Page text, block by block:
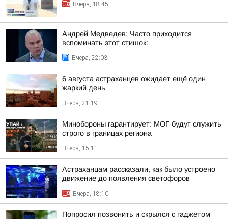
Вчера, 18:45
Андрей Медведев: Часто приходится
вспоминать этот стишок:
Вчера, 22:03
6 августа астраханцев ожидает ещё один
жаркий день
Вчера, 21:19
Минобороны гарантирует: МОГ будут служить
строго в границах региона
Вчера, 15:11
Астраханцам рассказали, как было устроено
движение до появления светофоров
Вчера, 18:10
Попросил позвонить и скрылся с гаджетом